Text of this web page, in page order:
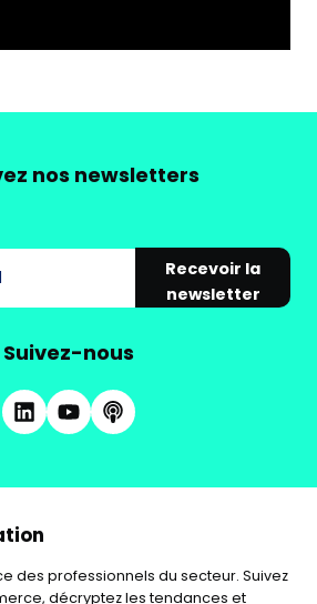
nos newsletters
Recevoir la
newsletter
Suivez-nous
des professionnels du secteur. Suivez
décryptez les tendances et